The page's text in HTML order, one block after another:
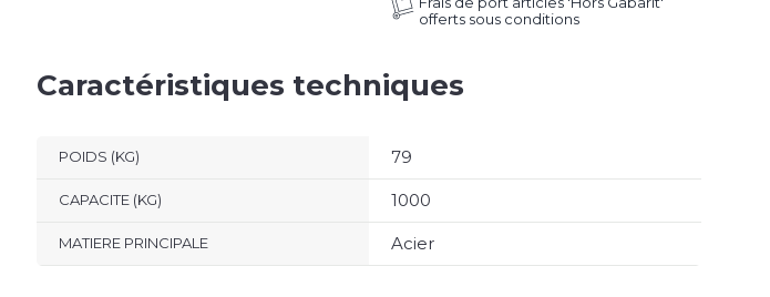
offerts sous conditions
Caractéristiques techniques
POIDS (KG) 79
CAPACITE (KG) 1000
MATIERE PRINCIPALE Acier